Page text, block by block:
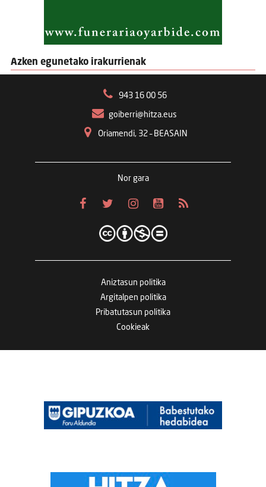
Azken egunetako irakurrienak
943 16 00 56
goiberri@hitza.eus
Oriamendi, 32 – BEASAIN
Nor gara
Aniztasun politika
Argitalpen politika
Pribatutasun politika
Cookieak